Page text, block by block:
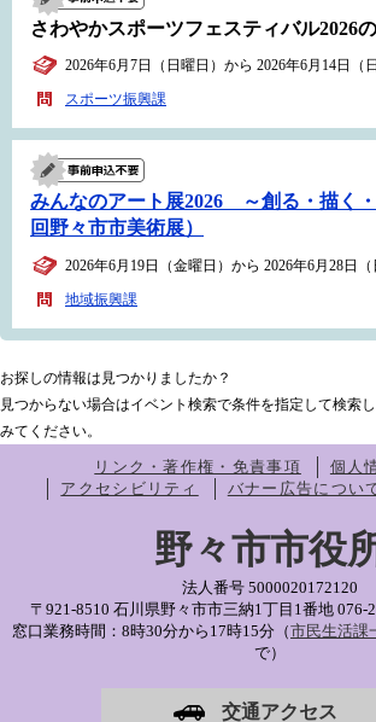
さわやかスポーツフェスティバル2026
2026年6月7日（日曜日）から 2026年6月14日（
スポーツ振興課
みんなのアート展2026 ～創る・描く
回野々市市美術展）
2026年6月19日（金曜日）から 2026年6月28日（
地域振興課
お探しの情報は見つかりましたか？
見つからない場合はイベント検索で条件を指定して検索
みてください。
リンク・著作権・免責事項
個人
アクセシビリティ
バナー広告につい
野々市市役
法人番号 5000020172120
〒921-8510 石川県野々市市三納1丁目1番地 076-
窓口業務時間：8時30分から17時15分（市民生活課
で）
交通アクセス